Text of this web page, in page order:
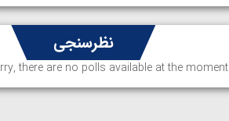
نظرسنجی
there are no polls available at the moment.